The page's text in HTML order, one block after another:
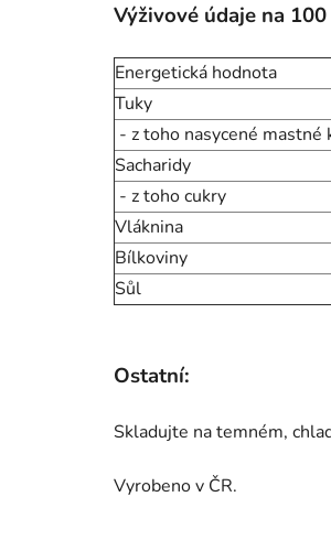
Výživové údaje na
Energetická hodnota
Tuky
- z toho nasycené mastné
Sacharidy
- z toho cukry
Vláknina
Bílkoviny
Sůl
Ostatní:
Skladujte na temném,
Vyrobeno v ČR.